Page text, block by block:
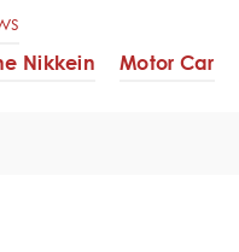
Nikkein Motor Car